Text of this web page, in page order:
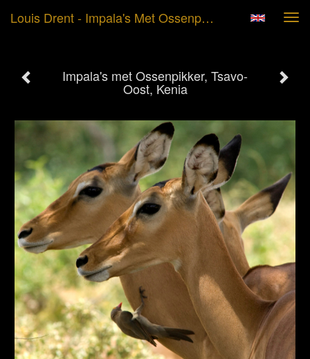
Louis Drent - Impala's Met Ossenpikker, Tsavo-Oost, Kenia
Impala's met Ossenpikker, Tsavo-
Oost, Kenia